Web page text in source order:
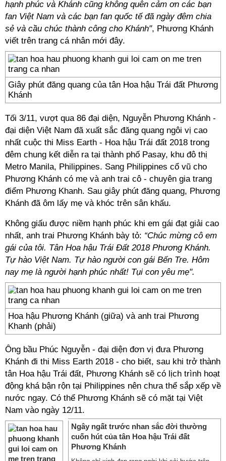
hạnh phúc và Khánh cũng không quên cảm ơn các bạn
fan Việt Nam và các bạn fan quốc tế đã ngày đêm chia
sẻ và cầu chúc thành công cho Khánh", Phương Khánh
viết trên trang cá nhân mới đây.
Giây phút đăng quang của tân Hoa hậu Trái đất Phương
Khánh
Tối 3/11, vượt qua 86 đại diện, Nguyễn Phương Khánh -
đại diện Việt Nam đã xuất sắc đăng quang ngôi vị cao
nhất cuộc thi Miss Earth - Hoa hậu Trái đất 2018 trong
đêm chung kết diễn ra tại thành phố Pasay, khu đô thị
Metro Manila, Philippines. Sang Philippines cổ vũ cho
Phương Khánh có mẹ và anh trai cô - chuyên gia trang
điểm Phương Khanh. Sau giây phút đăng quang, Phương
Khánh đã ôm lấy mẹ và khóc trên sân khấu.
Không giấu được niềm hạnh phúc khi em gái đạt giải cao
nhất, anh trai Phương Khánh bày tỏ: “Chúc mừng cô em
gái của tôi. Tân Hoa hậu Trái Đất 2018 Phương Khánh.
Tự hào Việt Nam. Tự hào người con gái Bến Tre. Hôm
nay mẹ là người hạnh phúc nhất! Tụi con yêu mẹ".
Hoa hậu Phương Khánh (giữa) và anh trai Phương
Khanh (phải)
Ông bầu Phúc Nguyễn - đại diện đơn vị đưa Phương
Khánh đi thi Miss Earth 2018 - cho biết, sau khi trở thành
tân Hoa hậu Trái đất, Phương Khánh sẽ có lịch trình hoạt
động khá bận rộn tại Philippines nên chưa thể sắp xếp về
nước ngay. Có thể Phương Khánh sẽ có mặt tại Việt
Nam vào ngày 12/11.
Ngây ngất trước nhan sắc đời thường
cuốn hút của tân Hoa hậu Trái đất
Phương Khánh